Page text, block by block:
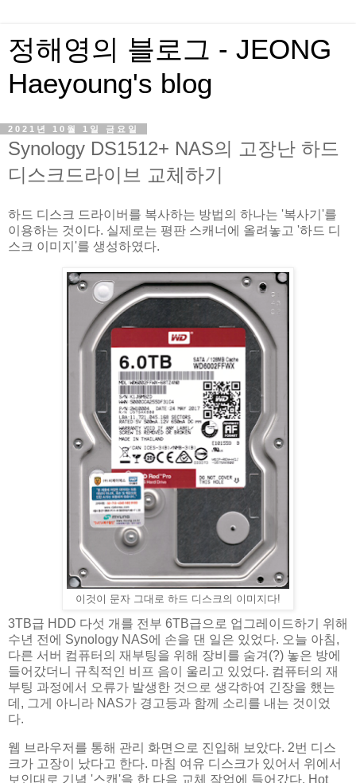
정해영의 블로그 - JEONG
Haeyoung's blog
2021년 10월 1일 금요일
Synology DS1512+ NAS의 고장난 하드
디스크드라이브 교체하기
하드 디스크 드라이버를 복사하는 방법의 하나는 '복사기'를
이용하는 것이다. 실제로는 평판 스캐너에 올려놓고 '하드 디
스크 이미지'를 생성하였다.
이것이 문자 그대로 하드 디스크의 이미지다!
3TB급 HDD 다섯 개를 전부 6TB급으로 업그레이드하기 위해
수년 전에 Synology NAS에 손을 댄 일은 있었다. 오늘 아침,
다른 서버 컴퓨터의 재부팅을 위해 장비를 숨겨(?) 놓은 방에
들어갔더니 규칙적인 비프 음이 울리고 있었다. 컴퓨터의 재
부팅 과정에서 오류가 발생한 것으로 생각하여 긴장을 했는
데, 그게 아니라 NAS가 경고등과 함께 소리를 내는 것이었
다.
웹 브라우저를 통해 관리 화면으로 진입해 보았다. 2번 디스
크가 고장이 났다고 한다. 마침 여유 디스크가 있어서 위에서
보인대로 기념 '스캔'을 한 다음 교체 작업에 들어갔다. Hot